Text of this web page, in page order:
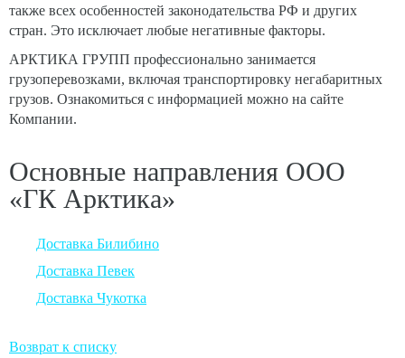
также всех особенностей законодательства РФ и других
стран. Это исключает любые негативные факторы.
АРКТИКА ГРУПП профессионально занимается
грузоперевозками, включая транспортировку негабаритных
грузов. Ознакомиться с информацией можно на сайте
Компании.
Основные направления ООО
«ГК Арктика»
Доставка Билибино
Доставка Певек
Доставка Чукотка
Возврат к списку